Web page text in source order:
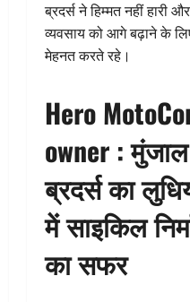
ब्रदर्स ने हिम्मत नहीं हारी
व्यवसाय को आगे बढ़ाने के
मेहनत करते रहे।
Hero
owner : मुंजाल
ब्रदर्स का
में साइकिल
का सफर